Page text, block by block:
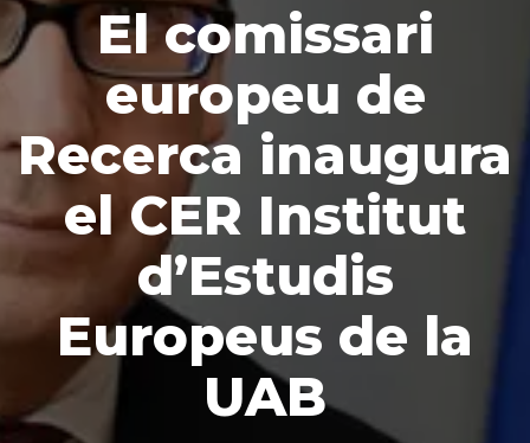
El comissari
europeu de
Recerca inaugura
el CER Institut
d’Estudis
Europeus de la
UAB